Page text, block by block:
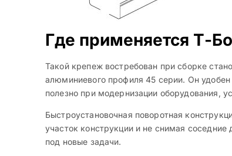
Где применяется Т-
Такой крепеж востребован при сборке
алюминиевого профиля 45 серии. Он удобен
полезно при модернизации оборудования,
Быстроустановочная поворотная
участок конструкции и не снимая
под новые задачи.